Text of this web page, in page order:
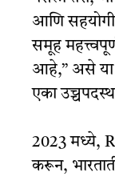
आणि सहयोगी
समूह
आहे,” असे या
एका
2023 मध्ये,
करून,